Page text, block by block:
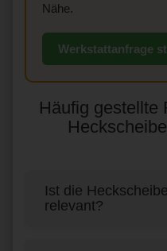
Nähe.
Werkstattanfrage
Häufig gestellte
Ist die
relevant?